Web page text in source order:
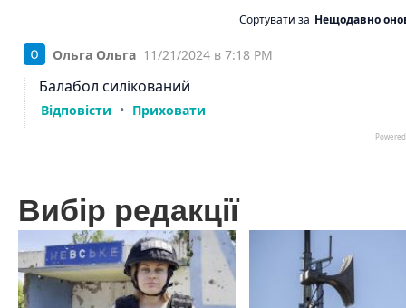
Вибір редакції